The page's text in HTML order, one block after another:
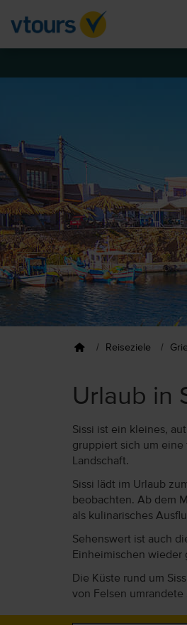
Reiseziele
Urlaub in
Sissi ist ein kleines,
gruppiert sich um
Landschaft.
Sissi lädt im Urlaub
beobachten. Ab dem
als kulinarisches
Sehenswert ist auch
Einheimischen
Die Küste rund um
von Felsen umrandete